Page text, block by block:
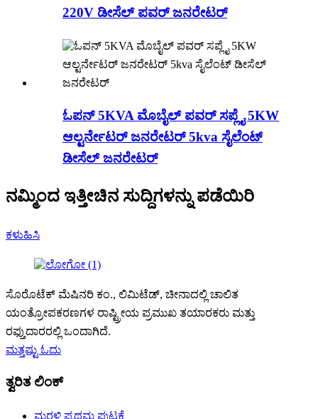
220V ಡೀಸೆಲ್ ಪವರ್ ಜನರೇಟರ್
ಓಪನ್ 5KVA ಮೊಬೈಲ್ ಪವರ್ ಸಪ್ಲೈ 5KW
ಆಲ್ಟರ್ನೇಟರ್ ಜನರೇಟರ್ 5kva ಸೈಲೆಂಟ್
ಡೀಸೆಲ್ ಜನರೇಟರ್
ನಮ್ಮಿಂದ ಇತ್ತೀಚಿನ ಸುದ್ದಿಗಳನ್ನು ಪಡೆಯಿರಿ
ಕಳುಹಿಸಿ
ಸೊರೊಟೆಕ್ ಮೆಷಿನರಿ ಕಂ., ಲಿಮಿಟೆಡ್, ಚೀನಾದಲ್ಲಿ ಚಾಲಿತ
ಯಂತ್ರೋಪಕರಣಗಳ ರಾಷ್ಟ್ರೀಯ ಪ್ರಮುಖ ತಯಾರಕರು ಮತ್ತು
ರಫ್ತುದಾರರಲ್ಲಿ ಒಂದಾಗಿದೆ.
ಮತ್ತಷ್ಟು ಓದು
ತ್ವರಿತ ಲಿಂಕ್
ಮರಳಿ ಪ್ರಥಮ ಪುಟಕ್ಕೆ